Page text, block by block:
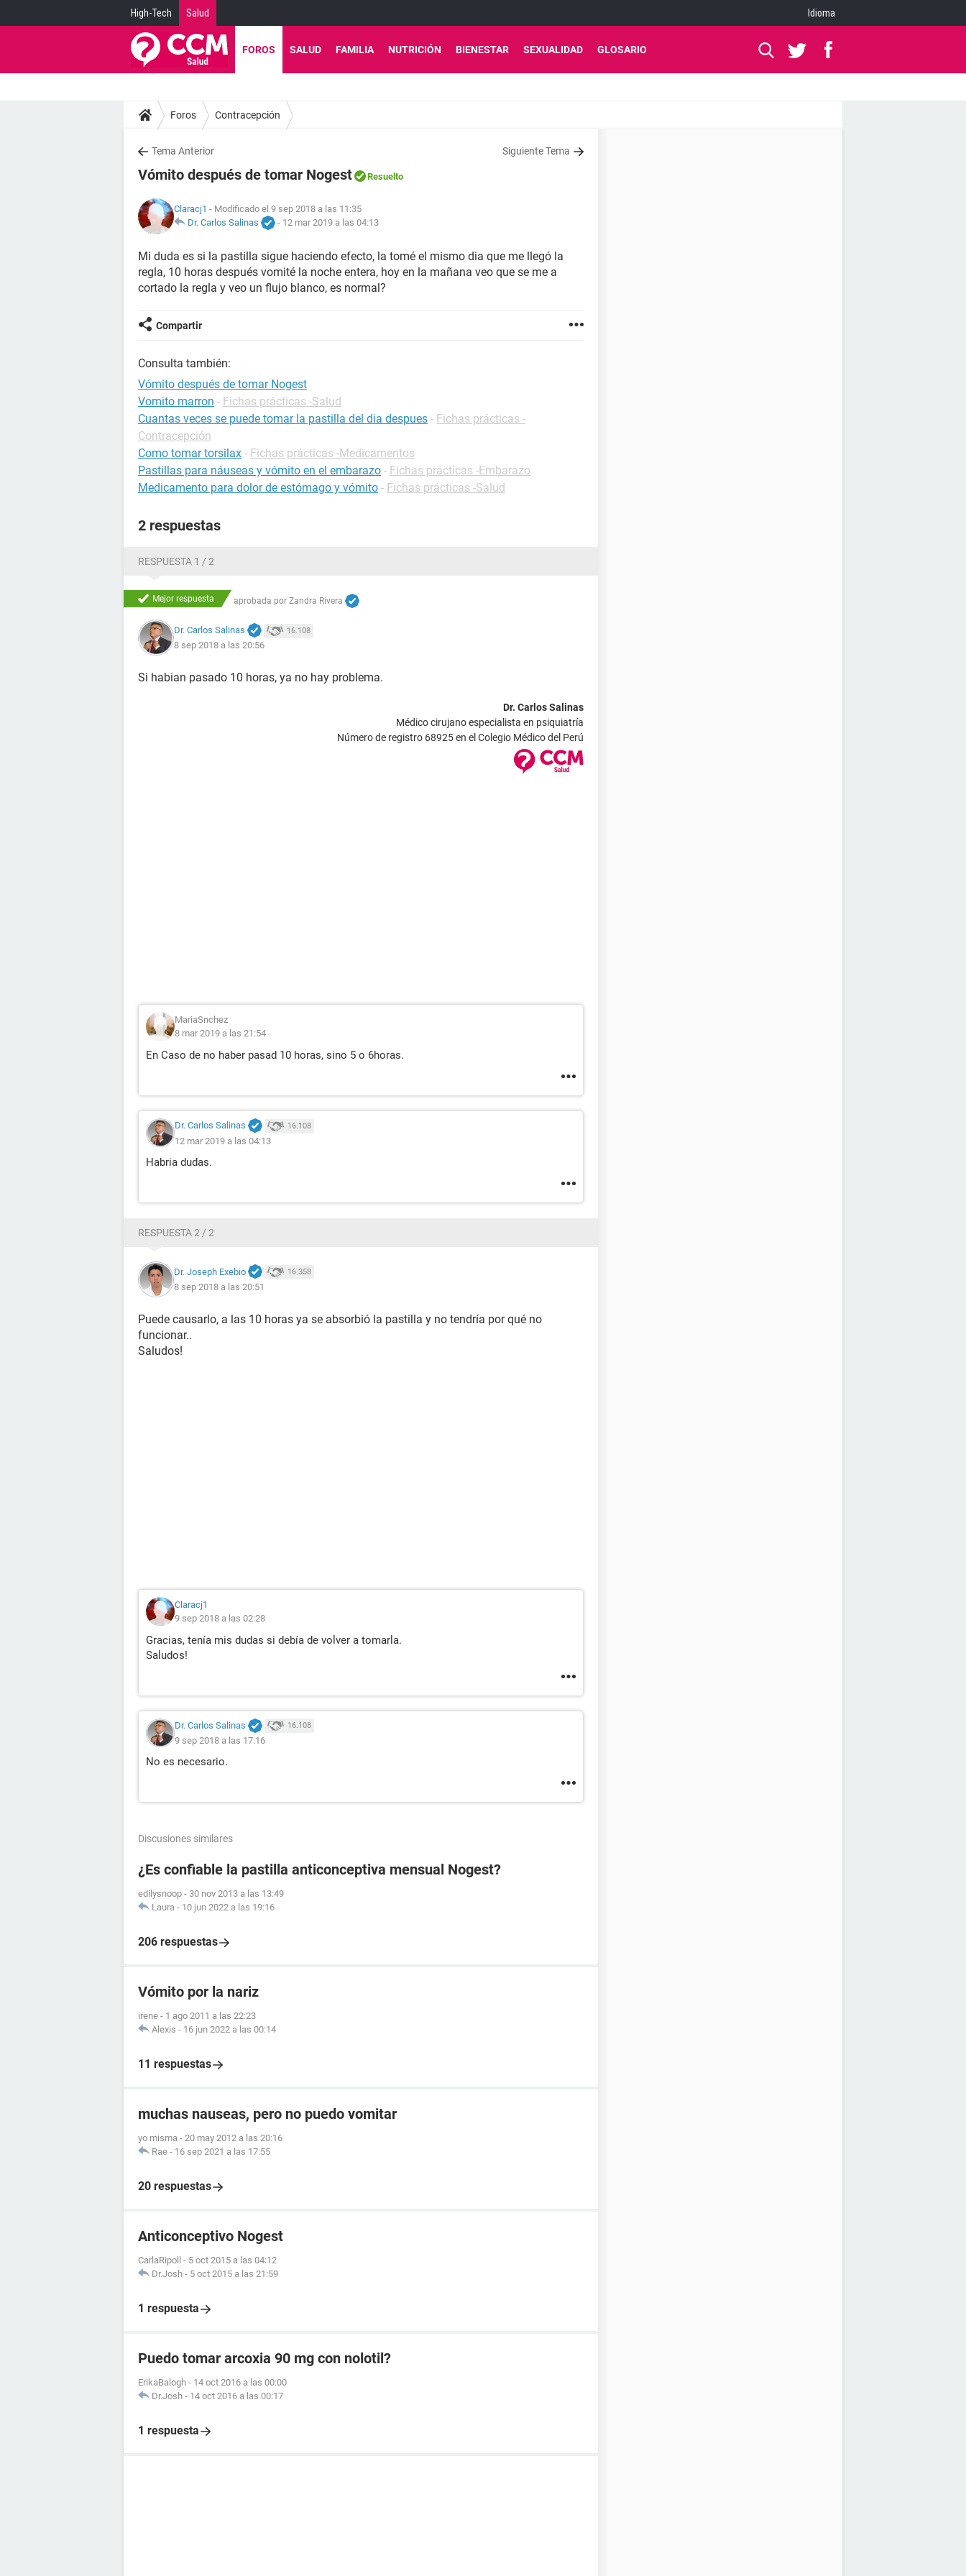
High-Tech Salud Idioma
FOROS SALUD FAMILIA NUTRICIÓN BIENESTAR SEXUALIDAD GLOSARIO
Foros Contracepción
Tema Anterior Siguiente Tema
Vómito después de tomar Nogest Resuelto
Claracj1 - Modificado el 9 sep 2018 a las 11:35
Dr. Carlos Salinas
- 12 mar 2019 a las 04:13
Mi duda es si la pastilla sigue haciendo efecto, la tomé el mismo dia que me llegó la
regla, 10 horas después vomité la noche entera, hoy en la mañana veo que se me a
cortado la regla y veo un flujo blanco, es normal?
Compartir
Consulta también:
Vómito después de tomar Nogest
Vomito marron - Fichas prácticas -Salud
Cuantas veces se puede tomar la pastilla del dia despues - Fichas prácticas -
Contracepción
Como tomar torsilax - Fichas prácticas -Medicamentos
Pastillas para náuseas y vómito en el embarazo - Fichas prácticas -Embarazo
Medicamento para dolor de estómago y vómito - Fichas prácticas -Salud
2 respuestas
RESPUESTA 1 / 2
Mejor respuesta aprobada por Zandra Rivera
Dr. Carlos Salinas 16.108
8 sep 2018 a las 20:56
Si habian pasado 10 horas, ya no hay problema.
Dr. Carlos Salinas
Médico cirujano especialista en psiquiatría
Número de registro 68925 en el Colegio Médico del Perú
MariaSnchez
8 mar 2019 a las 21:54
En Caso de no haber pasad 10 horas, sino 5 o 6horas.
Dr. Carlos Salinas 16.108
12 mar 2019 a las 04:13
Habria dudas.
RESPUESTA 2 / 2
Dr. Joseph Exebio 16.358
8 sep 2018 a las 20:51
Puede causarlo, a las 10 horas ya se absorbió la pastilla y no tendría por qué no
funcionar..
Saludos!
Claracj1
9 sep 2018 a las 02:28
Gracias, tenía mis dudas si debía de volver a tomarla.
Saludos!
Dr. Carlos Salinas 16.108
9 sep 2018 a las 17:16
No es necesario.
Discusiones similares
¿Es confiable la pastilla anticonceptiva mensual Nogest?
edilysnoop - 30 nov 2013 a las 13:49
Laura - 10 jun 2022 a las 19:16
206 respuestas
Vómito por la nariz
irene - 1 ago 2011 a las 22:23
Alexis - 16 jun 2022 a las 00:14
11 respuestas
muchas nauseas, pero no puedo vomitar
yo misma - 20 may 2012 a las 20:16
Rae - 16 sep 2021 a las 17:55
20 respuestas
Anticonceptivo Nogest
CarlaRipoll - 5 oct 2015 a las 04:12
Dr.Josh - 5 oct 2015 a las 21:59
1 respuesta
Puedo tomar arcoxia 90 mg con nolotil?
ErikaBalogh - 14 oct 2016 a las 00:00
Dr.Josh - 14 oct 2016 a las 00:17
1 respuesta